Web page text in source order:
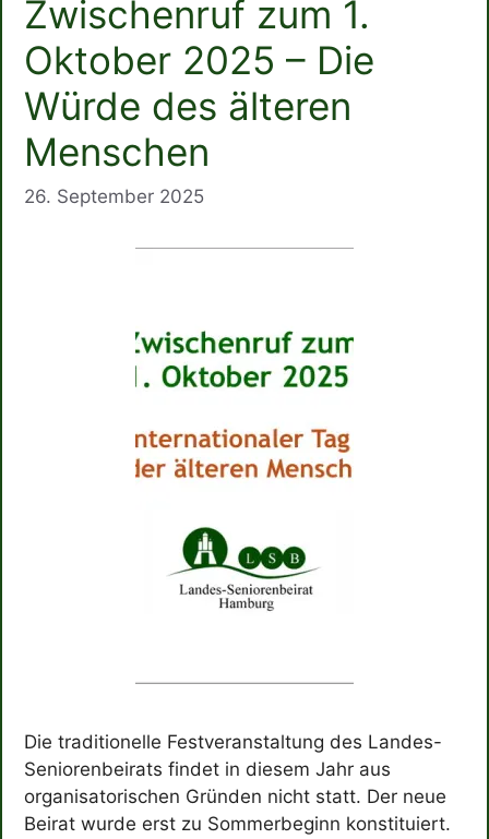
Zwischenruf zum 1.
Oktober 2025 – Die
Würde des älteren
Menschen
26. September 2025
Die traditionelle Festveranstaltung des Landes-
Seniorenbeirats findet in diesem Jahr aus
organisatorischen Gründen nicht statt. Der neue
Beirat wurde erst zu Sommerbeginn konstituiert.